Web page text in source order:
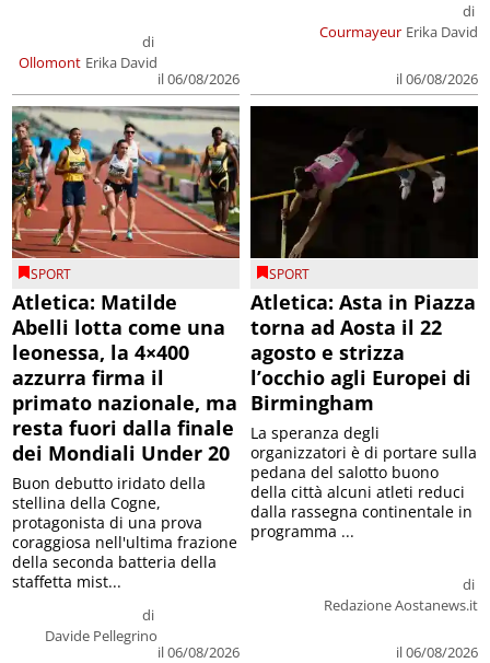
Ollomont
di
Erika David
il 06/08/2026
Courmayeur
di
Erika David
il 06/08/2026
SPORT
Atletica: Matilde
Abelli lotta come una
leonessa, la 4×400
azzurra firma il
primato nazionale, ma
resta fuori dalla finale
dei Mondiali Under 20
di
Davide Pellegrino
il 06/08/2026
Buon debutto iridato della
stellina della Cogne,
protagonista di una prova
coraggiosa nell'ultima frazione
della seconda batteria della
staffetta mist...
SPORT
Atletica: Asta in Piazza
torna ad Aosta il 22
agosto e strizza
l’occhio agli Europei di
Birmingham
di
Redazione Aostanews.it
il 06/08/2026
La speranza degli
organizzatori è di portare sulla
pedana del salotto buono
della città alcuni atleti reduci
dalla rassegna continentale in
programma ...